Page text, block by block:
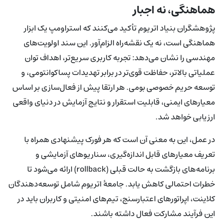
هماهنگی، نه اجبار
پژوهشگران بنیاد اتریوم تأکید می‌کنند که استراومپ یک ابزار
هماهنگی است، نه یک نقشه‌راه الزام‌آور. این سند اولویت‌های
مهندسی را نشان می‌دهد: تجربه کاربری سریع‌تر، اهداف توان
عملیاتی بالاتر، حفاظت قوی‌تر در برابر تهدیدات پسا‌کوانتومی، و
توسعه حریم خصوصی بومی. هر ارتقا پیش از فعال‌سازی بر اساس
معیارهای ایمنی، قابلیت استقرار و نتایج آزمایش در دنیای واقعی
ارزیابی خواهد شد.
در عمل، این به معنی آن است که هر فورک پیشنهادی همراه با
تعریف معیارهای قابل اندازه‌گیری، سناریوهای آزمایشی و
برنامه‌های بازگشت به حالت قبلی (rollback) ارائه می‌شود تا
خطرات احتمالی کاهش یابد. جامعهٔ اتریوم شامل توسعه‌دهندگان
کلاینت، اپراتورهای اعتبارسنج، تیم‌های امنیتی و کاربران باید در
این فرآیند مشارکت فعال داشته باشند.